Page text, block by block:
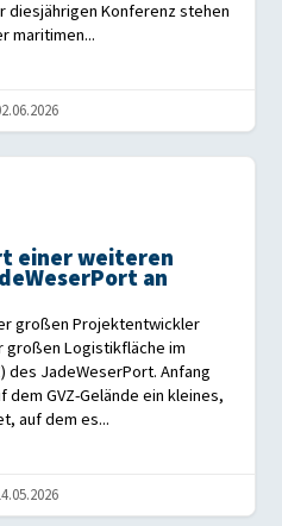
diesjährigen Konferenz stehen
maritimen...
einer weiteren
an
großen Projektentwickler
großen Logistikfläche im
des JadeWeserPort. Anfang
dem GVZ-Gelände ein kleines,
auf dem es...